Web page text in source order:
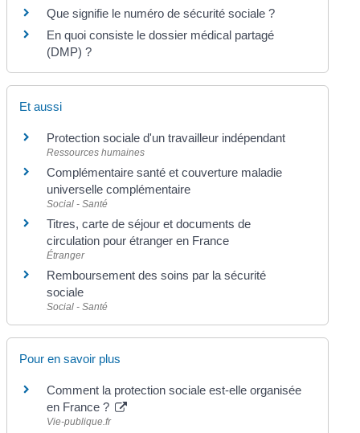
Que signifie le numéro de sécurité sociale ?
En quoi consiste le dossier médical partagé
(DMP) ?
Et aussi
Protection sociale d'un travailleur indépendant
Ressources humaines
Complémentaire santé et couverture maladie
universelle complémentaire
Social - Santé
Titres, carte de séjour et documents de
circulation pour étranger en France
Étranger
Remboursement des soins par la sécurité
sociale
Social - Santé
Pour en savoir plus
Comment la protection sociale est-elle organisée
en France ?
Vie-publique.fr